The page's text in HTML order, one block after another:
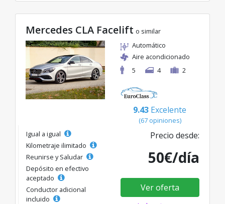
Mercedes CLA Facelift o similar
Automático
Aire acondicionado
5
4 2
9.43 Excelente
(67 opiniones)
Igual a igual
Kilometraje ilimitado
Reunirse y Saludar
Depósito en efectivo
aceptado
Conductor adicional
incluido
Precio desde:
50€/día
Ver oferta